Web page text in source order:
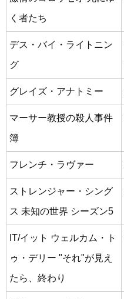
く者たち
デス・バイ・ライトニン
グ
グレイズ・アナトミー
マーサー教授の殺人事件
簿
フレンチ・ラヴァー
ストレンジャー・シング
ス 未知の世界 シーズン5
IT/イット ウェルカム・ト
ゥ・デリー "それ"が見え
たら、終わり